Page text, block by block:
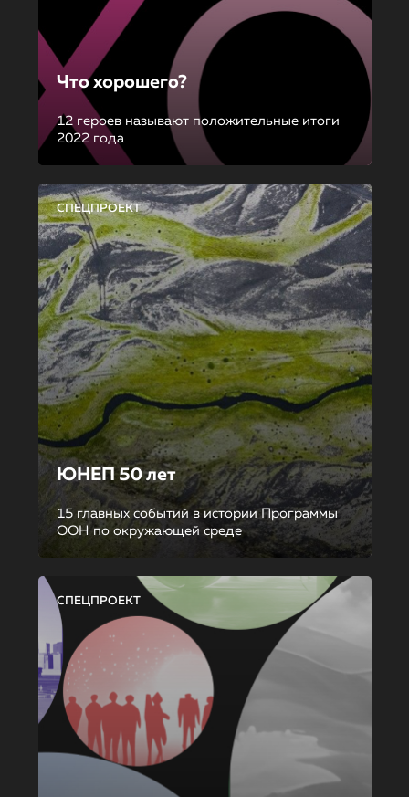
Что хорошего?
12 героев называют положительные итоги
2022 года
СПЕЦПРОЕКТ
ЮНЕП 50 лет
15 главных событий в истории Программы
ООН по окружающей среде
СПЕЦПРОЕКТ